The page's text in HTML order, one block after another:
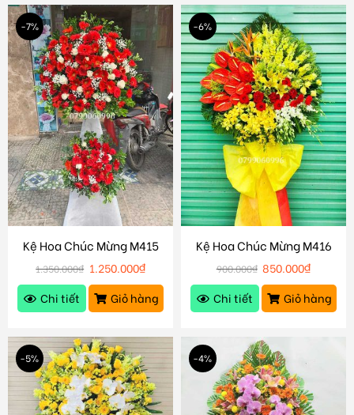
-7%
Kệ Hoa Chúc Mừng M415
1.350.000₫ 1.250.000₫
Chi tiết
Giỏ hàng
-6%
Kệ Hoa Chúc Mừng M416
900.000₫ 850.000₫
Chi tiết
Giỏ hàng
-5% -4%